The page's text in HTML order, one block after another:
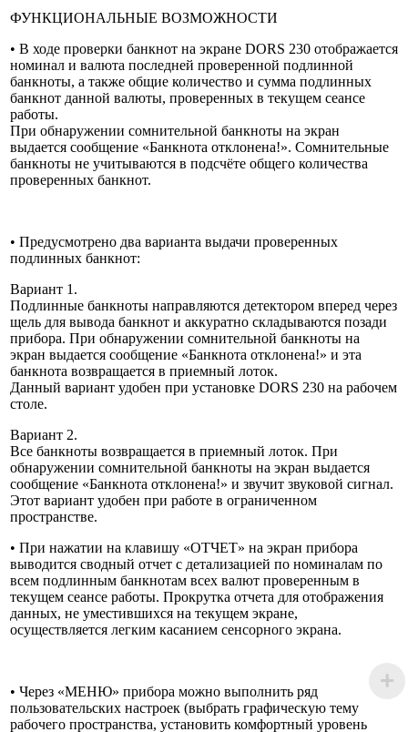
ФУНКЦИОНАЛЬНЫЕ ВОЗМОЖНОСТИ
• В ходе проверки банкнот на экране DORS 230 отображается
номинал и валюта последней проверенной подлинной
банкноты, а также общие количество и сумма подлинных
банкнот данной валюты, проверенных в текущем сеансе
работы.
При обнаружении сомнительной банкноты на экран
выдается сообщение «Банкнота отклонена!». Сомнительные
банкноты не учитываются в подсчёте общего количества
проверенных банкнот.
• Предусмотрено два варианта выдачи проверенных
подлинных банкнот:
Вариант 1.
Подлинные банкноты направляются детектором вперед через
щель для вывода банкнот и аккуратно складываются позади
прибора. При обнаружении сомнительной банкноты на
экран выдается сообщение «Банкнота отклонена!» и эта
банкнота возвращается в приемный лоток.
Данный вариант удобен при установке DORS 230 на рабочем
столе.
Вариант 2.
Все банкноты возвращается в приемный лоток. При
обнаружении сомнительной банкноты на экран выдается
сообщение «Банкнота отклонена!» и звучит звуковой сигнал.
Этот вариант удобен при работе в ограниченном
пространстве.
• При нажатии на клавишу «ОТЧЕТ» на экран прибора
выводится сводный отчет с детализацией по номиналам по
всем подлинным банкнотам всех валют проверенным в
текущем сеансе работы. Прокрутка отчета для отображения
данных, не уместившихся на текущем экране,
осуществляется легким касанием сенсорного экрана.
• Через «МЕНЮ» прибора можно выполнить ряд
пользовательских настроек (выбрать графическую тему
рабочего пространства, установить комфортный уровень